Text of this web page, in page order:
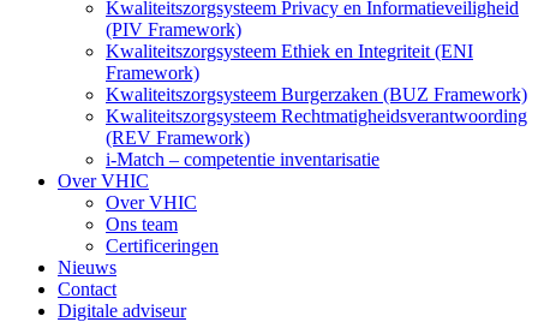
Kwaliteitszorgsysteem Privacy en Informatieveiligheid
(PIV Framework)
Kwaliteitszorgsysteem Ethiek en Integriteit (ENI
Framework)
Kwaliteitszorgsysteem Burgerzaken (BUZ Framework)
Kwaliteitszorgsysteem Rechtmatigheidsverantwoording
(REV Framework)
i-Match – competentie inventarisatie
Over VHIC
Over VHIC
Ons team
Certificeringen
Nieuws
Contact
Digitale adviseur